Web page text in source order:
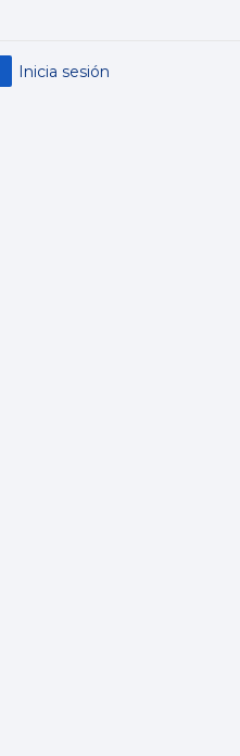
Inicia sesión